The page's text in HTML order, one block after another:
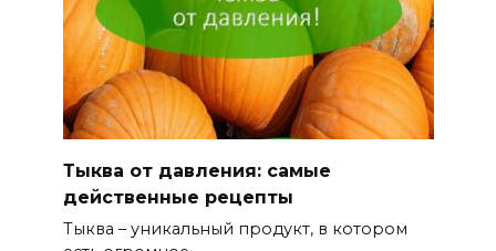
Тыква от давления: самые
действенные рецепты
Тыква – уникальный продукт, в котором